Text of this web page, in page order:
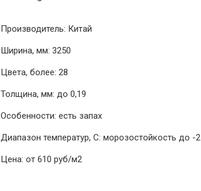
Производитель: Китай
Ширина, мм: 3250
Цвета, более: 28
Толщина, мм: до 0,19
Особенности: есть запах
Диапазон температур, С: морозостойкость до -2
Цена: от 610 руб/м2